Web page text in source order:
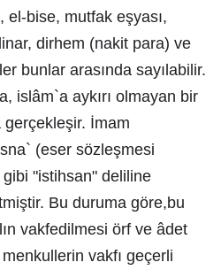
el-bise, mutfak eşyası,
dirhem (nakit para) ve
bunlar arasında sayılabilir.
islâm`a aykırı olmayan bir
gerçekleşir. İmam
(eser sözleşmesi
"istihsan" deliline
Bu duruma göre,bu
vakfedilmesi örf ve âdet
vakfı geçerli